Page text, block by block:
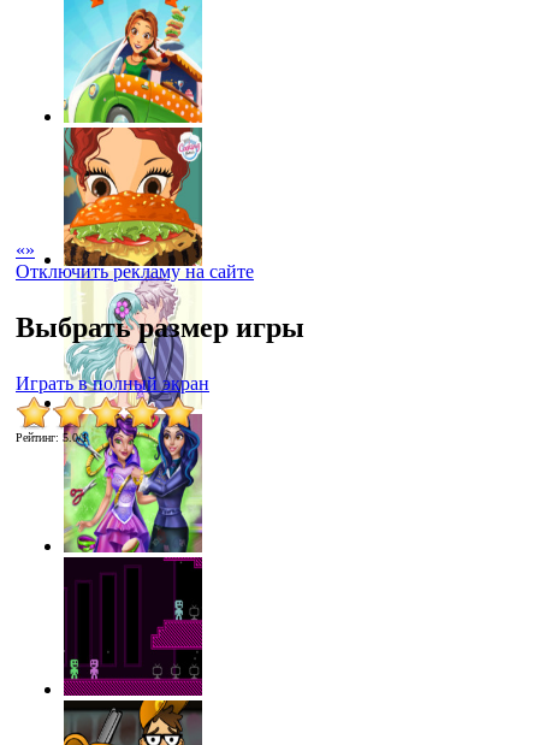
«»
Отключить рекламу на сайте
Выбрать размер игры
Играть в полный экран
Рейтинг: 5.0/1